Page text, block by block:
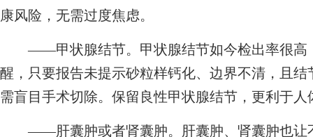
康风险，无需过度焦虑。
——甲状腺结节。甲状腺结节如今检出率很高
醒，只要报告未提示砂粒样钙化、边界不清，且
需盲目手术切除。保留良性甲状腺结节，更利于
——肝囊肿或者肾囊肿。肝囊肿、肾囊肿也让